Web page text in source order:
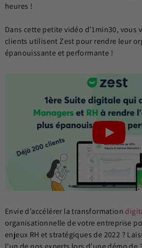
heures !
Dans cette petite vidéo d’1min30, vous
clients utilisent Zest pour rendre leur
épanouissante et performante !
Envie d’accélérer la transformation
organisationnelle de votre entreprise
enjeux RH et stratégiques de 2022 ?